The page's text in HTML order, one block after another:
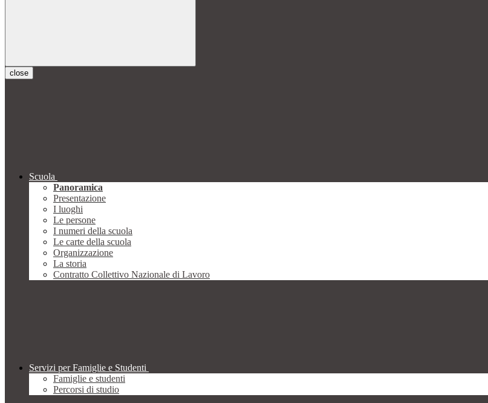
close
Scuola
Panoramica
Presentazione
I luoghi
Le persone
I numeri della scuola
Le carte della scuola
Organizzazione
La storia
Contratto Collettivo Nazionale di Lavoro
Servizi per Famiglie e Studenti
Famiglie e studenti
Percorsi di studio